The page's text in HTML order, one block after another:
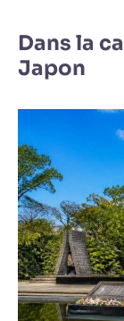
Dans la
Japon